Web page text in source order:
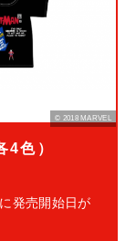
© 2018 MARVEL
4色）
発売開始日が